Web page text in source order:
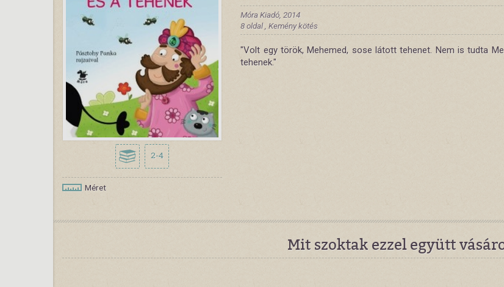
2-4
Méret
Móra Kiadó, 2014
8 oldal , Kemény kötés
"Volt egy török, Mehemed, sose látott tehenet. Nem is tudta
tehenek."
Mit szoktak ezzel együtt